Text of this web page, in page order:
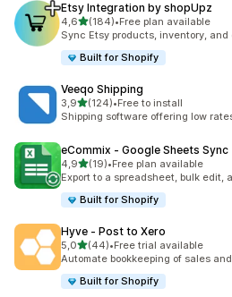
Etsy Integration by shopUpz
4,6av 5 stjerner
(184)
Totalt 184 omtaler
•Free plan available
Sync Etsy products, inventory,
Built for Shopify
Veeqo Shipping
3,9av 5 stjerner
(124)
Totalt 124 omtaler
•Free to install
Shipping software offering low
eCommix ‑ Google Sheets Sync
4,9av 5 stjerner
(19)
Totalt 19 omtaler
•Free plan available
Export to a spreadsheet, bulk edit,
Built for Shopify
Hyve ‑ Post to Xero
5,0av 5 stjerner
(44)
Totalt 44 omtaler
•Free trial available
Automate bookkeeping of sales
Built for Shopify